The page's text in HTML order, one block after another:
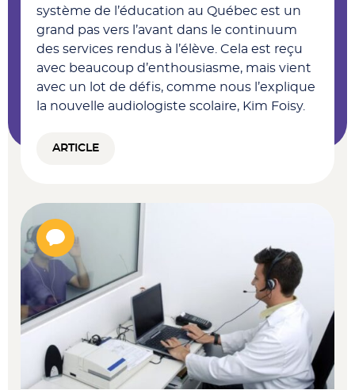
système de l’éducation au Québec est un
grand pas vers l’avant dans le continuum
des services rendus à l’élève. Cela est reçu
avec beaucoup d’enthousiasme, mais vient
avec un lot de défis, comme nous l’explique
la nouvelle audiologiste scolaire, Kim Foisy.
ARTICLE